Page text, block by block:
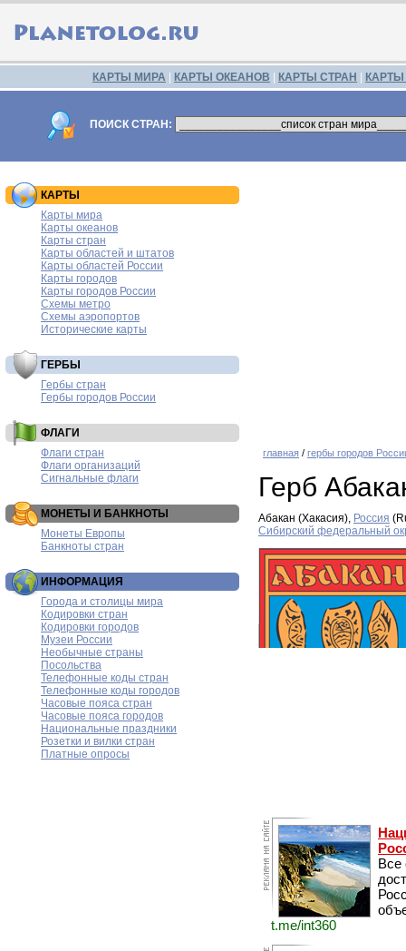
КАРТЫ МИРА КАРТЫ ОКЕАНОВ КАРТЫ СТРАН
ПОИСК СТРАН:
КАРТЫ
Карты мира
Карты океанов
Карты стран
Карты областей и штатов
Карты областей России
Карты городов
Карты городов России
Схемы метро
Схемы аэропортов
Исторические карты
ГЕРБЫ
Гербы стран
Гербы городов России
ФЛАГИ
Флаги стран
Флаги организаций
Сигнальные флаги
МОНЕТЫ И БАНКНОТЫ
Монеты Европы
Банкноты стран
ИНФОРМАЦИЯ
Города и столицы мира
Кодировки стран
Кодировки городов
Музеи России
Необычные страны
Посольства
Телефонные коды стран
Телефонные коды городов
Часовые пояса стран
Часовые пояса городов
Национальные праздники
Розетки и вилки стран
Платные опросы
главная / гербы городов
Герб
Абакан (Хакасия), Россия
Сибирский федеральный
Все
t.me/int360